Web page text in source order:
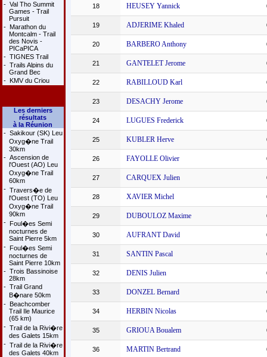
- Val Tho Summit
Games - Trail
Pursuit
- Marathon du
Montcalm - Trail
des Novis -
PICaPICA
- TIGNES Trail
- Trails Alpins du
Grand Bec
- KMV du Criou
Les derniers
résultats
à la Réunion
- Sakikour (SK) Leu
Oxyg�ne Trail
30km
- Ascension de
l'Ouest (AO) Leu
Oxyg�ne Trail
60km
- Travers�e de
l'Ouest (TO) Leu
Oxyg�ne Trail
90km
- Foul�es Semi
nocturnes de
Saint Pierre 5km
- Foul�es Semi
nocturnes de
Saint Pierre 10km
- Trois Bassinoise
28km
- Trail Grand
B�nare 50km
- Beachcomber
Trail Ile Maurice
(65 km)
- Trail de la Rivi�re
des Galets 15km
- Trail de la Rivi�re
des Galets 40km
18 HEUSEY Yannick
19 ADJERIME Khaled
20 BARBERO Anthony
21 GANTELET Jerome
22 RABILLOUD Karl
23 DESACHY Jerome
24 LUGUES Frederick
25 KUBLER Herve
26 FAYOLLE Olivier
27 CARQUEX Julien
28 XAVIER Michel
29 DUBOULOZ Maxime
30 AUFRANT David
31 SANTIN Pascal
32 DENIS Julien
33 DONZEL Bernard
34 HERBIN Nicolas
35 GRIOUA Boualem
36 MARTIN Bertrand